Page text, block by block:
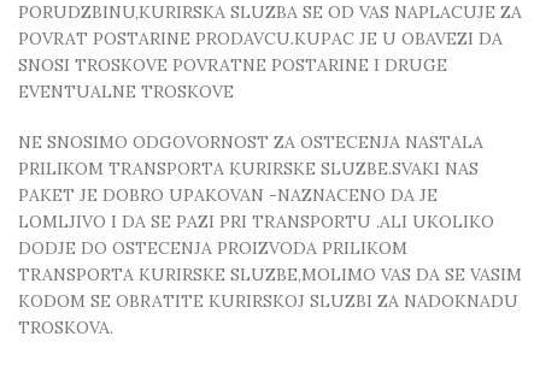
PORUDZBINU,KURIRSKA SLUZBA SE OD VAS NAPLACUJE ZA
POVRAT POSTARINE PRODAVCU.KUPAC JE U OBAVEZI DA
SNOSI TROSKOVE POVRATNE POSTARINE I DRUGE
EVENTUALNE TROSKOVE
NE SNOSIMO ODGOVORNOST ZA OSTECENJA NASTALA
PRILIKOM TRANSPORTA KURIRSKE SLUZBE.SVAKI NAS
PAKET JE DOBRO UPAKOVAN -NAZNACENO DA JE
LOMLJIVO I DA SE PAZI PRI TRANSPORTU .ALI UKOLIKO
DODJE DO OSTECENJA PROIZVODA PRILIKOM
TRANSPORTA KURIRSKE SLUZBE,MOLIMO VAS DA SE VASIM
KODOM SE OBRATITE KURIRSKOJ SLUZBI ZA NADOKNADU
TROSKOVA.